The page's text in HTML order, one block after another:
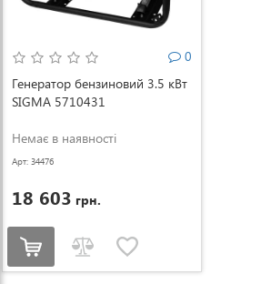
0
Генератор бензиновий 3.5 кВт
SIGMA 5710431
Немає в наявності
Арт: 34476
18 603 грн.